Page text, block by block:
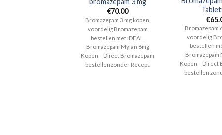
bromazepam 3 mg
€70.00
Bromazepam 3 mg kopen,
voordelig Bromazepam
bestellen met iDEAL.
Bromazepam Mylan 6mg
Kopen – Direct Bromazepam
bestellen zonder Recept.
€
Bromazepam
voordelig
bestellen
Bromazepam
Kopen – Direct
bestellen